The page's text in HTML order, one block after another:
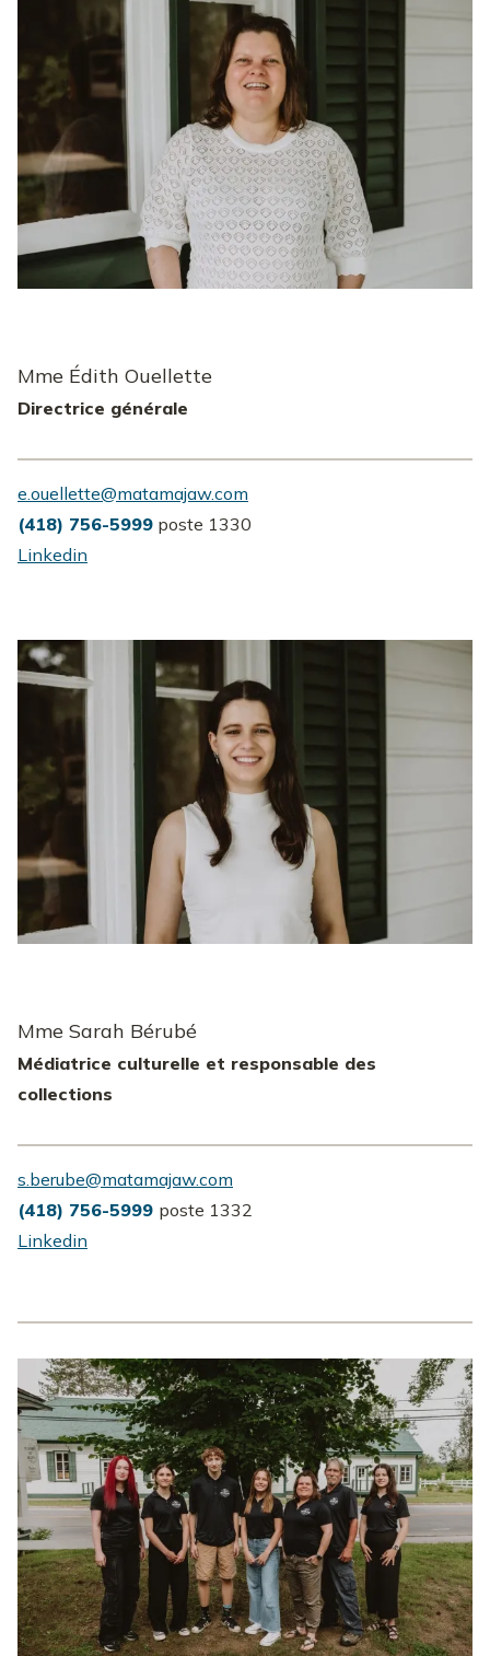
Mme Édith Ouellette
Directrice générale
e.ouellette@matamajaw.com
(418) 756-5999 poste 1330
Linkedin
Mme Sarah Bérubé
Médiatrice culturelle et responsable des
collections
s.berube@matamajaw.com
(418) 756-5999 poste 1332
Linkedin